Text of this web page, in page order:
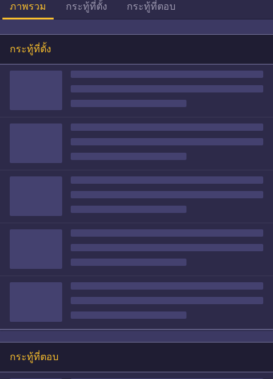
ภาพรวม กระทู้ที่ตั้ง กระทู้ที่ตอบ
กระทู้ที่ตั้ง
กระทู้ที่ตอบ